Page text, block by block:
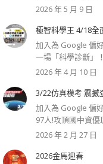
2026 年 5 月 9 日
極智科學王 4/18全
加入為 Google 偏
一場「科學診斷」
2026 年 4 月 10 日
3/22仿真模考 震撼
加入為 Google 偏
97人!攻頂國中資
2026 年 2 月 27 日
2026金馬迎春